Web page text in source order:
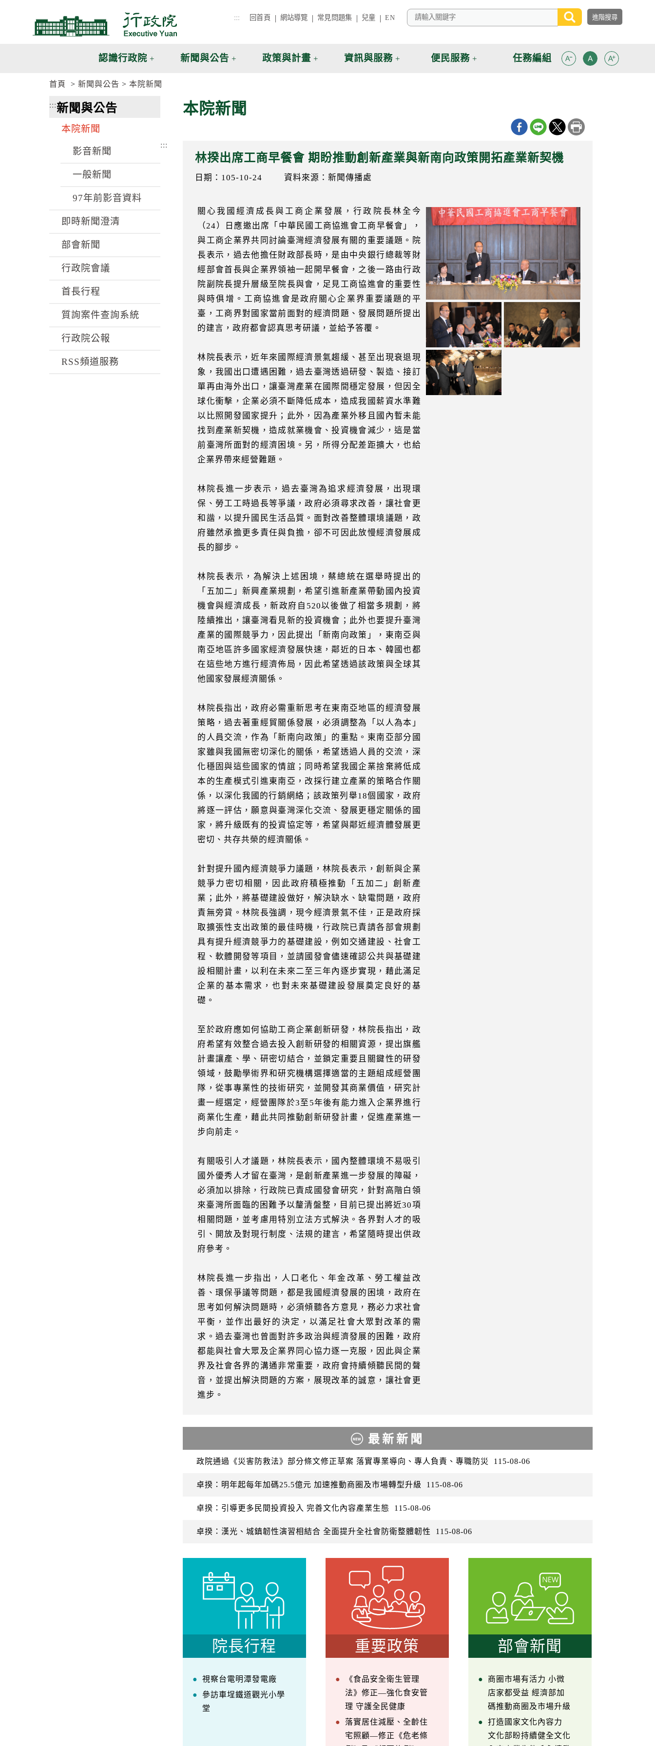
::: 回首頁 網站導覽 常見問題集 兒童 EN
認識行政院 新聞與公告 政策與計畫 資訊與服務 便民服務 任務編組
首頁 新聞與公告 本院新聞
:::新聞與公告
本院新聞
影音新聞
一般新聞
97年前影音資料
即時新聞澄清
部會新聞
行政院會議
首長行程
質詢案件查詢系統
行政院公報
RSS頻道服務
本院新聞
:::
林揆出席工商早餐會 期盼推動創新產業與新南向政策開拓產業新契機
日期：105-10-24 資料來源：新聞傳播處
關心我國經濟成長與工商企業發展，行政院長林全今
（24）日應邀出席「中華民國工商協進會工商早餐會」，
與工商企業界共同討論臺灣經濟發展有關的重要議題。院
長表示，過去他擔任財政部長時，是由中央銀行總裁等財
經部會首長與企業界領袖一起開早餐會，之後一路由行政
院副院長提升層級至院長與會，足見工商協進會的重要性
與時俱增。工商協進會是政府關心企業界重要議題的平
臺，工商界對國家當前面對的經濟問題、發展問題所提出
的建言，政府都會認真思考研議，並給予答覆。
林院長表示，近年來國際經濟景氣趨緩、甚至出現衰退現
象，我國出口遭遇困難，過去臺灣透過研發、製造、接訂
單再由海外出口，讓臺灣產業在國際間穩定發展，但因全
球化衝擊，企業必須不斷降低成本，造成我國薪資水準難
以比照開發國家提升；此外，因為產業外移且國內暫未能
找到產業新契機，造成就業機會、投資機會減少，這是當
前臺灣所面對的經濟困境。另，所得分配差距擴大，也給
企業界帶來經營難題。
林院長進一步表示，過去臺灣為追求經濟發展，出現環
保、勞工工時過長等爭議，政府必須尋求改善，讓社會更
和諧，以提升國民生活品質。面對改善整體環境議題，政
府雖然承擔更多責任與負擔，卻不可因此放慢經濟發展成
長的腳步。
林院長表示，為解決上述困境，蔡總統在選舉時提出的
「五加二」新興產業規劃，希望引進新產業帶動國內投資
機會與經濟成長，新政府自520以後做了相當多規劃，將
陸續推出，讓臺灣看見新的投資機會；此外也要提升臺灣
產業的國際競爭力，因此提出「新南向政策」，東南亞與
南亞地區許多國家經濟發展快速，鄰近的日本、韓國也都
在這些地方進行經濟佈局，因此希望透過該政策與全球其
他國家發展經濟關係。
林院長指出，政府必需重新思考在東南亞地區的經濟發展
策略，過去著重經貿關係發展，必須調整為「以人為本」
的人員交流，作為「新南向政策」的重點。東南亞部分國
家雖與我國無密切深化的關係，希望透過人員的交流，深
化穩固與這些國家的情誼；同時希望我國企業捨棄將低成
本的生產模式引進東南亞，改採行建立產業的策略合作關
係，以深化我國的行銷網絡；該政策列舉18個國家，政府
將逐一評估，願意與臺灣深化交流、發展更穩定關係的國
家，將升級既有的投資協定等，希望與鄰近經濟體發展更
密切、共存共榮的經濟關係。
針對提升國內經濟競爭力議題，林院長表示，創新與企業
競爭力密切相關，因此政府積極推動「五加二」創新產
業；此外，將基礎建設做好，解決缺水、缺電問題，政府
責無旁貸。林院長強調，現今經濟景氣不佳，正是政府採
取擴張性支出政策的最佳時機，行政院已責請各部會規劃
具有提升經濟競爭力的基礎建設，例如交通建設、社會工
程、軟體開發等項目，並請國發會儘速確認公共與基礎建
設相關計畫，以利在未來二至三年內逐步實現，藉此滿足
企業的基本需求，也對未來基礎建設發展奠定良好的基
礎。
至於政府應如何協助工商企業創新研發，林院長指出，政
府希望有效整合過去投入創新研發的相關資源，提出旗艦
計畫讓產、學、研密切結合，並鎖定重要且關鍵性的研發
領域，鼓勵學術界和研究機構選擇適當的主題組成經營團
隊，從事專業性的技術研究，並開發其商業價值，研究計
畫一經選定，經營團隊於3至5年後有能力進入企業界進行
商業化生產，藉此共同推動創新研發計畫，促進產業進一
步向前走。
有關吸引人才議題，林院長表示，國內整體環境不易吸引
國外優秀人才留在臺灣，是創新產業進一步發展的障礙，
必須加以排除，行政院已責成國發會研究，針對高階白領
來臺灣所面臨的困難予以釐清盤整，目前已提出將近30項
相關問題，並考慮用特別立法方式解決。各界對人才的吸
引、開放及對現行制度、法規的建言，希望隨時提出供政
府參考。
林院長進一步指出，人口老化、年金改革、勞工權益改
善、環保爭議等問題，都是我國經濟發展的困境，政府在
思考如何解決問題時，必須傾聽各方意見，務必力求社會
平衡，並作出最好的決定，以滿足社會大眾對改革的需
求。過去臺灣也曾面對許多政治與經濟發展的困難，政府
都能與社會大眾及企業界同心協力逐一克服，因此與企業
界及社會各界的溝通非常重要，政府會持續傾聽民間的聲
音，並提出解決問題的方案，展現改革的誠意，讓社會更
進步。
最新新聞
政院通過《災害防救法》部分條文修正草案 落實專業導向、專人負責、專職防災 115-08-06
卓揆：明年起每年加碼25.5億元 加速推動商圈及市場轉型升級 115-08-06
卓揆：引導更多民間投資投入 完善文化內容產業生態 115-08-06
卓揆：漢光、城鎮韌性演習相結合 全面提升全社會防衛整體韌性 115-08-06
院長行程
視察台電明潭發電廠
參訪車埕鐵道觀光小學
堂
重要政策
《食品安全衛生管理
法》修正—強化食安管
理 守護全民健康
落實居住減壓、全齡住
宅照顧—修正《危老條
部會新聞
商圈市場有活力 小微
店家都受益 經濟部加
碼推動商圈及市場升級
打造國家文化內容力
文化部盼持續健全文化